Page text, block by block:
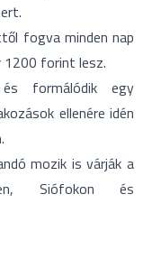
fogva minden nap
1200 forint lesz.
formálódik egy
ellenére idén
mozik is várják a
Siófokon és